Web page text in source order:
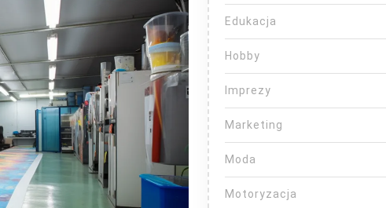
Edukacja
Hobby
Imprezy
Marketing
Moda
Motoryzacja